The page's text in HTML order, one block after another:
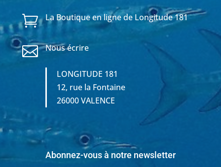
 La Boutique en ligne de Longitude 181
 Nous écrire
LONGITUDE 181
12, rue la Fontaine
26000 VALENCE
Abonnez-vous à notre newsletter